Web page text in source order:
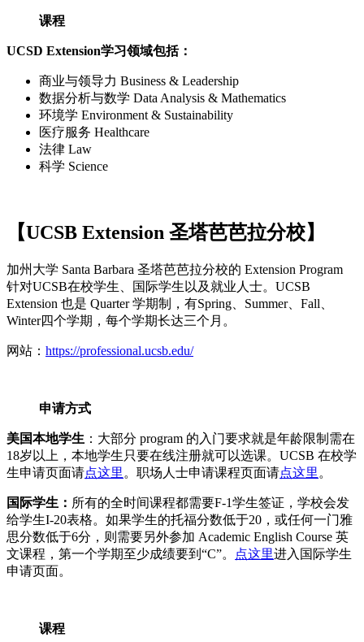
课程
UCSD Extension学习领域包括：
商业与领导力 Business & Leadership
数据分析与数学 Data Analysis & Mathematics
环境学 Environment & Sustainability
医疗服务 Healthcare
法律 Law
科学 Science
【UCSB Extension 圣塔芭芭拉分校】
加州大学 Santa Barbara 圣塔芭芭拉分校的 Extension Program
针对UCSB在校学生、国际学生以及就业人士。UCSB
Extension 也是 Quarter 学期制，有Spring、Summer、Fall、
Winter四个学期，每个学期长达三个月。
网站： https://professional.ucsb.edu/
申请方式
美国本地学生 ：大部分 program 的入门要求就是年龄限制需在
18岁以上，本地学生只要在线注册就可以选课。UCSB 在校学
生申请页面请点这里 。职场人士申请课程页面请点这里 。
国际学生： 所有的全时间课程都需要F-1学生签证，学校会发
给学生I-20表格。如果学生的托福分数低于20，或任何一门雅
思分数低于6分，则需要另外参加 Academic English Course 英
文课程，第一个学期至少成绩要到“C”。
点这里进入国际学生
申请页面。
课程